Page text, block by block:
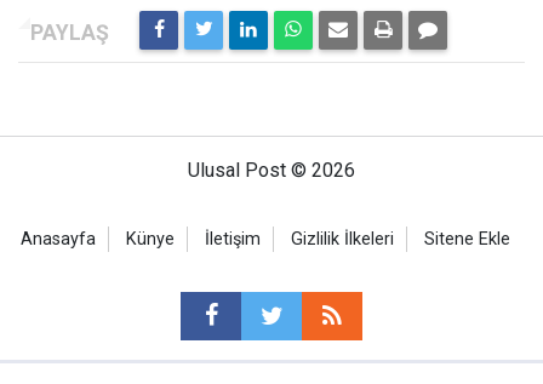
Ulusal Post © 2026
Anasayfa Künye İletişim Gizlilik İlkeleri Sitene Ekle